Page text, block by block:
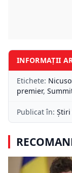
INFORMAȚII
Etichete:
premier,
Publicat în: